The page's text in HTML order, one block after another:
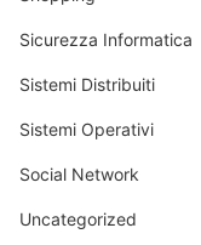
Sicurezza Informatica
Sistemi Distribuiti
Sistemi Operativi
Social Network
Uncategorized